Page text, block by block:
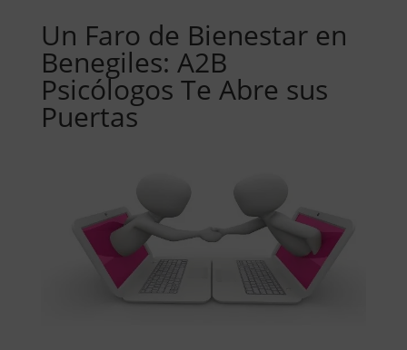
Un Faro de Bienestar en
Benegiles: A2B
Psicólogos Te Abre sus
Puertas